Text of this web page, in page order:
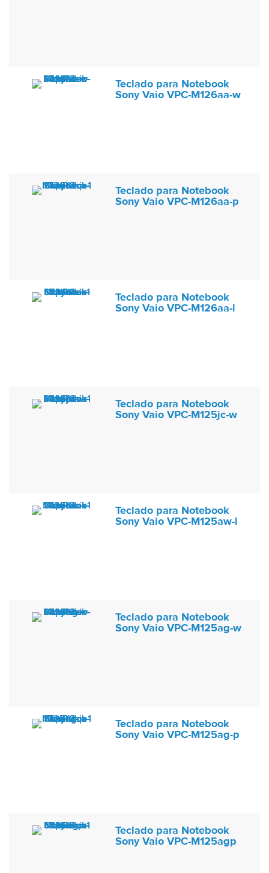
Teclado para Notebook
Sony Vaio VPC-M126aa-w
Teclado para Notebook
Sony Vaio VPC-M126aa-p
Teclado para Notebook
Sony Vaio VPC-M126aa-l
Teclado para Notebook
Sony Vaio VPC-M125jc-w
Teclado para Notebook
Sony Vaio VPC-M125aw-l
Teclado para Notebook
Sony Vaio VPC-M125ag-w
Teclado para Notebook
Sony Vaio VPC-M125ag-p
Teclado para Notebook
Sony Vaio VPC-M125agp